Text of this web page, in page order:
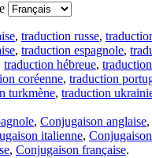
, traduction russe,
, traduction espagnole,
traduction hébreue,
coréenne, traduction
turkmène, traduction
, Conjugaison anglaise,
italienne,
, Conjugaison française.